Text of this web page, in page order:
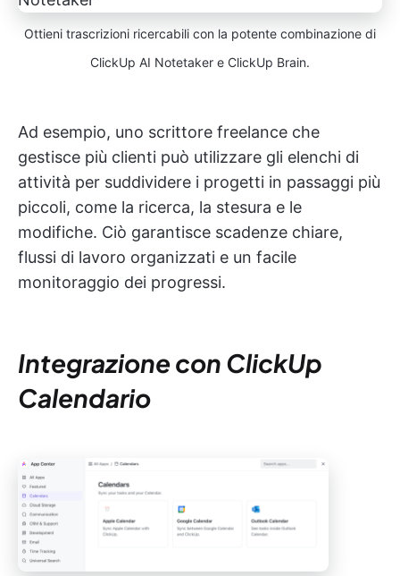
Ottieni trascrizioni ricercabili con la potente combinazione di
ClickUp AI Notetaker e ClickUp Brain.
Ad esempio, uno scrittore freelance che
gestisce più clienti può utilizzare gli elenchi di
attività per suddividere i progetti in passaggi più
piccoli, come la ricerca, la stesura e le
modifiche. Ciò garantisce scadenze chiare,
flussi di lavoro organizzati e un facile
monitoraggio dei progressi.
Integrazione con ClickUp
Calendario